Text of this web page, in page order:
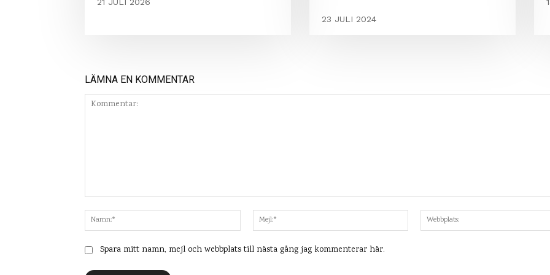
23 JULI 2024
LÄMNA EN KOMMENTAR
Namn:*
Mejl:*
Spara mitt namn, mejl och webbplats till nästa gång jag kommenterar här.